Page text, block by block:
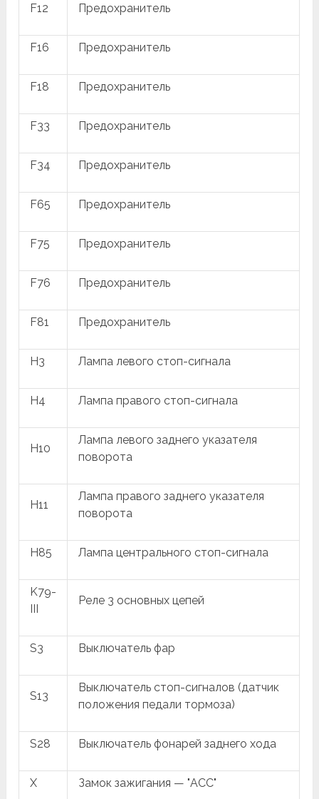
F12 Предохранитель
F16 Предохранитель
F18 Предохранитель
F33 Предохранитель
F34 Предохранитель
F65 Предохранитель
F75 Предохранитель
F76 Предохранитель
F81 Предохранитель
H3 Лампа левого стоп-сигнала
H4 Лампа правого стоп-сигнала
H10
Лампа левого заднего указателя
поворота
H11
Лампа правого заднего указателя
поворота
H85 Лампа центрального стоп-сигнала
K79-
III
Реле 3 основных цепей
S3 Выключатель фар
S13
Выключатель стоп-сигналов (датчик
положения педали тормоза)
S28 Выключатель фонарей заднего хода
X Замок зажигания — "ACC"